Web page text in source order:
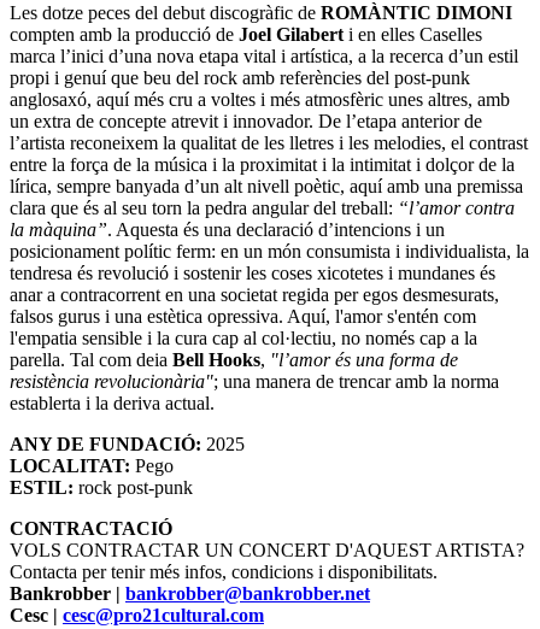
Les dotze peces del debut discogràfic de ROMÀNTIC DIMONI
compten amb la producció de Joel Gilabert i en elles Caselles
marca l’inici d’una nova etapa vital i artística, a la recerca d’un estil
propi i genuí que beu del rock amb referències del post-punk
anglosaxó, aquí més cru a voltes i més atmosfèric unes altres, amb
un extra de concepte atrevit i innovador. De l’etapa anterior de
l’artista reconeixem la qualitat de les lletres i les melodies, el contrast
entre la força de la música i la proximitat i la intimitat i dolçor de la
lírica, sempre banyada d’un alt nivell poètic, aquí amb una premissa
clara que és al seu torn la pedra angular del treball: “l’amor contra
la màquina”. Aquesta és una declaració d’intencions i un
posicionament polític ferm: en un món consumista i individualista, la
tendresa és revolució i sostenir les coses xicotetes i mundanes és
anar a contracorrent en una societat regida per egos desmesurats,
falsos gurus i una estètica opressiva. Aquí, l'amor s'entén com
l'empatia sensible i la cura cap al col·lectiu, no només cap a la
parella. Tal com deia Bell Hooks, "l’amor és una forma de
resistència revolucionària"; una manera de trencar amb la norma
establerta i la deriva actual.
ANY DE FUNDACIÓ: 2025
LOCALITAT: Pego
ESTIL: rock post-punk
CONTRACTACIÓ
VOLS CONTRACTAR UN CONCERT D'AQUEST ARTISTA?
Contacta per tenir més infos, condicions i disponibilitats.
Bankrobber | bankrobber@bankrobber.net
Cesc | cesc@pro21cultural.com